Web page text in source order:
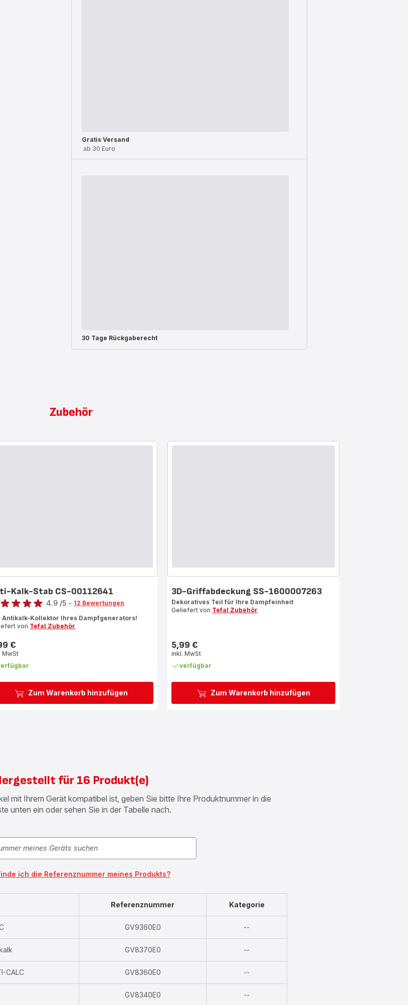
Gratis Versand
ab 30 Euro
30 Tage Rückgaberecht
Zubehör
Zum Warenkorb hinzufügen
Kalk-Stab CS-00112641
4.9 /5 - 12 Bewertungen
Antikalk-Kollektor Ihres Dampfgenerators!
von Tefal Zubehör
€
MwSt
Zum Warenkorb hinzufügen
3D-Griffabdeckung SS-1600007263
Dekoratives Teil für Ihre Dampfeinheit
Geliefert von Tefal Zubehör
Preis
5,99 €
inkl. MwSt
verfügbar
für 16 Produkt(e)
mit Ihrem Gerät kompatibel ist, geben Sie bitte Ihre Produktnummer in die
unten ein oder sehen Sie in der Tabelle nach.
ich die Referenznummer meines Produkts?
Referenznummer Kategorie
GV9360E0 --
verfügbar
GV8370E0 --
verfügbar
CALC
GV8360E0 --
verfügbar
GV8340E0 --